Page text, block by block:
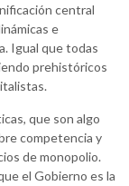
central
e
Igual que todas
prehistóricos
que son algo
competencia y
de monopolio.
el Gobierno es la